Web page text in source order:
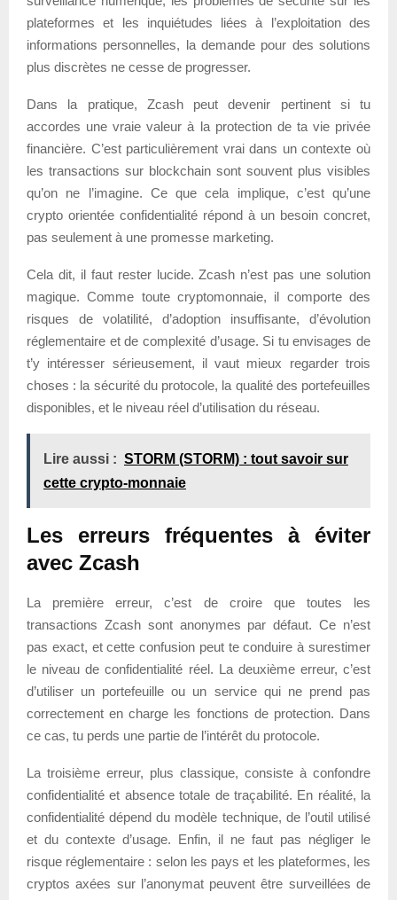
plateformes et les inquiétudes liées à l’exploitation des
informations personnelles, la demande pour des solutions
plus discrètes ne cesse de progresser.
Dans la pratique, Zcash peut devenir pertinent si tu
accordes une vraie valeur à la protection de ta vie privée
financière. C’est particulièrement vrai dans un contexte où
les transactions sur blockchain sont souvent plus visibles
qu’on ne l’imagine. Ce que cela implique, c’est qu’une
crypto orientée confidentialité répond à un besoin concret,
pas seulement à une promesse marketing.
Cela dit, il faut rester lucide. Zcash n’est pas une solution
magique. Comme toute cryptomonnaie, il comporte des
risques de volatilité, d’adoption insuffisante, d’évolution
réglementaire et de complexité d’usage. Si tu envisages de
t’y intéresser sérieusement, il vaut mieux regarder trois
choses : la sécurité du protocole, la qualité des portefeuilles
disponibles, et le niveau réel d’utilisation du réseau.
Lire aussi : STORM (STORM) : tout savoir sur
cette crypto-monnaie
Les erreurs fréquentes à éviter
avec Zcash
La première erreur, c’est de croire que toutes les
transactions Zcash sont anonymes par défaut. Ce n’est
pas exact, et cette confusion peut te conduire à surestimer
le niveau de confidentialité réel. La deuxième erreur, c’est
d’utiliser un portefeuille ou un service qui ne prend pas
correctement en charge les fonctions de protection. Dans
ce cas, tu perds une partie de l’intérêt du protocole.
La troisième erreur, plus classique, consiste à confondre
confidentialité et absence totale de traçabilité. En réalité, la
confidentialité dépend du modèle technique, de l’outil utilisé
et du contexte d’usage. Enfin, il ne faut pas négliger le
risque réglementaire : selon les pays et les plateformes, les
cryptos axées sur l’anonymat peuvent être surveillées de